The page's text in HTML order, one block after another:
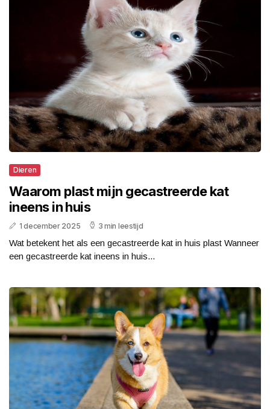
Dieren
Waarom plast mijn gecastreerde kat
ineens in huis
1 december 2025 3 min leestijd
Wat betekent het als een gecastreerde kat in huis plast Wanneer
een gecastreerde kat ineens in huis...